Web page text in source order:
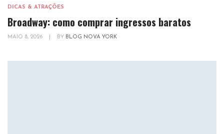
DICAS & ATRAÇÕES
Broadway: como comprar ingressos baratos
MAIO 8, 2026 BY BLOG NOVA YORK